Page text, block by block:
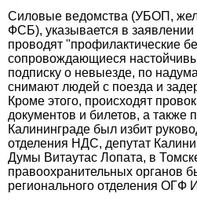
Силовые ведомства (УБОП,
ФСБ), указывается в
проводят "профилактические
сопровождающиеся
подписку о невыезде, по
снимают людей с поезда и
Кроме этого, происходят
документов и билетов, а также
Калининграде был избит
отделения НДС, депутат
Думы Витаутас Лопата, в
правоохранительных органов
регионального отделения ОГФ